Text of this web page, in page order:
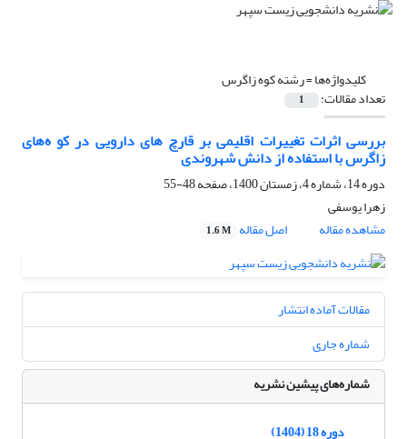
کلیدواژه‌ها =رشته کوه زاگرس
تعداد مقالات: 1
بررسی اثرات تغییرات اقلیمی بر قارچ های دارویی در کو ه‌های
زاگرس با استفاده از دانش شهروندی
دوره 14، شماره 4، زمستان 1400، صفحه
48-55
زهرا یوسفی
مشاهده مقاله
اصل مقاله 1.6 M
مقالات آماده انتشار
شماره جاری
شماره‌های پیشین نشریه
دوره 18 (1404)